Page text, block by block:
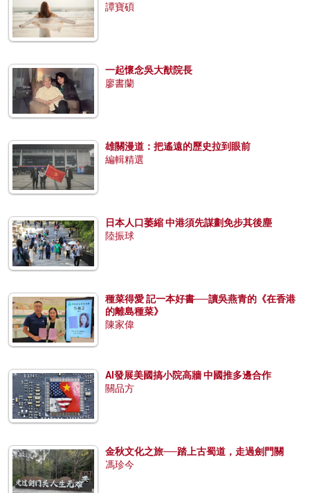
譚寶碩
一起懷念吳大猷院長
廖書蘭
雄關漫道：把遙遠的歷史拉到眼前
編輯精選
日本人口萎縮 中港須先謀劃免步其後塵
陸振球
種菜得愛 記一本好書──讀吳燕青的《在香港
的離島種菜》
陳家偉
AI發展美國搞小院高牆 中國推多邊合作
關品方
金秋文化之旅──踏上古蜀道，走過劍門關
馮珍今